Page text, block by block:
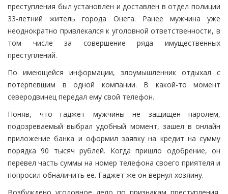
преступления был установлен и доставлен в отдел полиции
33-летний житель города Онега. Ранее мужчина уже
неоднократно привлекался к уголовной ответственности, в
том числе за совершение ряда имущественных
преступлений.
По имеющейся информации, злоумышленник отдыхал с
потерпевшим в одной компании. В какой-то момент
северодвинец передал ему свой телефон.
Поняв, что гаджет мужчины не защищен паролем,
подозреваемый выбрал удобный момент, зашел в онлайн
приложение банка и оформил заявку на кредит на сумму
порядка 90 тысяч рублей. Когда пришло одобрение, он
перевел часть суммы на номер телефона своего приятеля и
попросил обналичить ее. Гаджет же он вернул хозяину.